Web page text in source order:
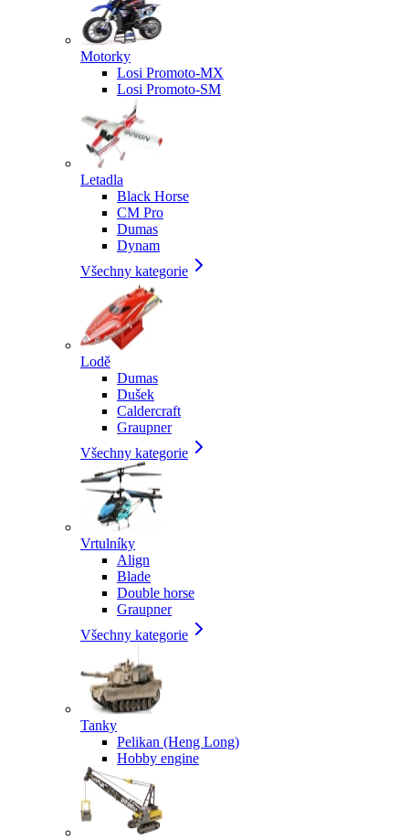
Motorky
Losi Promoto-MX
Losi Promoto-SM
Letadla
Black Horse
CM Pro
Dumas
Dynam
Všechny kategorie
Lodě
Dumas
Dušek
Caldercraft
Graupner
Všechny kategorie
Vrtulníky
Align
Blade
Double horse
Graupner
Všechny kategorie
Tanky
Pelikan (Heng Long)
Hobby engine